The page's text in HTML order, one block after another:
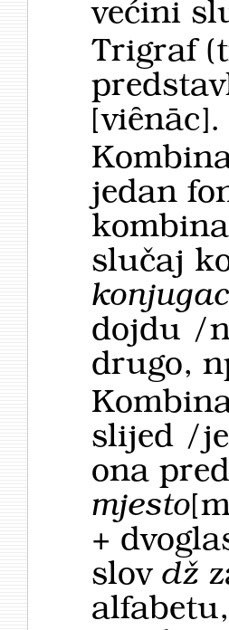
većini
Trigraf
[viȇnāc].
jedan
slučaj
dojdu /
drugo,
slijed /
ona
mjesto
+
slov dž